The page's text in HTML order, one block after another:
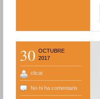
30 OCTUBRE
2017
clicat
No hi ha comentaris